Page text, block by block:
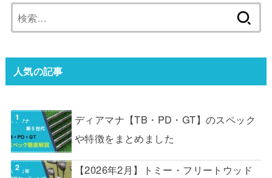
索:
人気の記事
ディアマナ【TB・PD・GT】のスペック
や特徴をまとめました
【2026年2月】トミー・フリートウッド